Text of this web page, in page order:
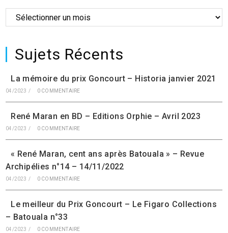
Sujets Récents
La mémoire du prix Goncourt – Historia janvier 2021
04/2023 / 0 COMMENTAIRE
René Maran en BD – Editions Orphie – Avril 2023
04/2023 / 0 COMMENTAIRE
« René Maran, cent ans après Batouala » – Revue
Archipélies n°14 – 14/11/2022
04/2023 / 0 COMMENTAIRE
Le meilleur du Prix Goncourt – Le Figaro Collections
– Batouala n°33
04/2023 / 0 COMMENTAIRE